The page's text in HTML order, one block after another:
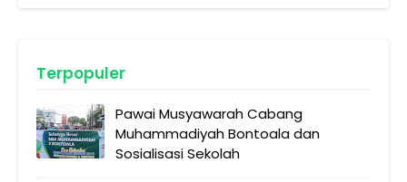
Terpopuler
Pawai Musyawarah Cabang
Muhammadiyah Bontoala dan
Sosialisasi Sekolah